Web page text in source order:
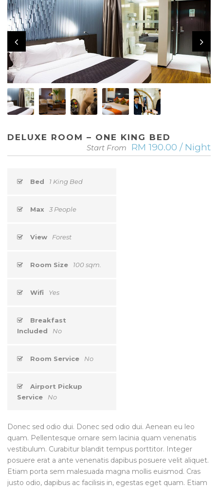
DELUXE ROOM – ONE KING BED
Start From RM 190.00 / Night
Bed 1 King Bed
Max 3 People
View Forest
Room Size 100 sqm.
Wifi Yes
Breakfast
Included
No
Room Service No
Airport Pickup
Service
No
Donec sed odio dui. Donec sed odio dui. Aenean eu leo
quam. Pellentesque ornare sem lacinia quam venenatis
vestibulum. Curabitur blandit tempus porttitor. Integer
posuere erat a ante venenatis dapibus posuere velit aliquet.
Etiam porta sem malesuada magna mollis euismod. Cras
justo odio, dapibus ac facilisis in, egestas eget quam. Etiam